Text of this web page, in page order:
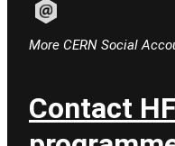
More CERN Social
Contact